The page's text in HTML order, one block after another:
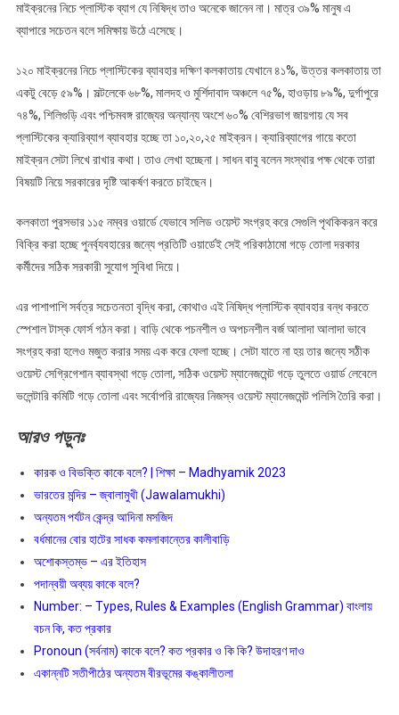
মাইক্রনের নিচে প্লাস্টিক ব্যাগ যে নিষিদ্ধ তাও অনেকে জানেন না। মাত্র ৩৯% মানুষ এ
ব্যাপারে সচেতন বলে সমিক্ষায় উঠে এসেছে।
১২০ মাইক্রনের নিচে প্লাস্টিকের ব্যাবহার দক্ষিণ কলকাতায় যেখানে ৪১%, উত্তর কলকাতায় তা
একটু বেড়ে ৫৯%। সল্টলেকে ৬৮%, মালদহ ও মুর্শিদাবাদ অঞ্চলে ৭৫%, হাওড়ায় ৮৯%, দুর্গাপুরে
৭৪%, শিলিগুড়ি এবং পশ্চিমবঙ্গ রাজ্যের অন্যান্য অংশে ৬০% বেশিরভাগ জায়গায় যে সব
প্লাস্টিকের ক্যারিব্যাগ ব্যাবহার হচ্ছে তা ১০,২০,২৫ মাইক্রন। ক্যারিব্যাগের গায়ে কতো
মাইক্রন সেটা লিখে রাখার কথা। তাও লেখা হচ্ছেনা। সাধন বাবু বলেন সংস্থার পক্ষ থেকে তারা
বিষয়টি নিয়ে সরকারের দৃষ্টি আকর্ষণ করতে চাইছেন।
কলকাতা পুরসভার ১১৫ নম্বর ওয়ার্ডে যেভাবে সলিড ওয়েস্ট সংগ্রহ করে সেগুলি পৃথকিকরন করে
বিক্রি করা হচ্ছে পুনর্ব্যবহারের জন্যে প্রতিটি ওয়ার্ডেই সেই পরিকাঠামো গড়ে তোলা দরকার
কর্মীদের সঠিক সরকারী সুযোগ সুবিধা দিয়ে।
এর পাশাপাশি সর্বত্র সচেতনতা বৃদ্ধি করা, কোথাও এই নিষিদ্ধ প্লাস্টিক ব্যাবহার বন্ধ করতে
স্পেশাল টাস্ক ফোর্স গঠন করা। বাড়ি থেকে পচনশীল ও অপচনশীল বর্জ আলাদা আলাদা ভাবে
সংগ্রহ করা হলেও মজুত করার সময় এক করে ফেলা হচ্ছে। সেটা যাতে না হয় তার জন্যে সঠীক
ওয়েস্ট সেগ্রিগেশান ব্যাবস্থা গড়ে তোলা, সঠিক ওয়েস্ট ম্যানেজমেন্ট গড়ে তুলতে ওয়ার্ড লেবেলে
ভলেন্টারি কমিটি গড়ে তোলা এবং সর্বোপরি রাজ্যের নিজস্ব ওয়েস্ট ম্যানেজমেন্ট পলিসি তৈরি করা।
আরও পড়ুনঃ
কারক ও বিভক্তি কাকে বলে? | শিক্ষা – Madhyamik 2023
ভারতের মন্দির – জ্বালামুখী (Jawalamukhi)
অন্যতম পর্যটন কেন্দ্র আদিনা মসজিদ
বর্ধমানের বোর হাটের সাধক কমলাকান্তের কালীবাড়ি
অশােকস্তম্ভ – এর ইতিহাস
পদান্বয়ী অব্যয় কাকে বলে?
Number: – Types, Rules & Examples (English Grammar) বাংলায়
বচন কি, কত প্রকার
Pronoun (সর্বনাম) কাকে বলে? কত প্রকার ও কি কি? উদাহরণ দাও
একান্নটি সতীপীঠের অন্যতম বীরভূমের কঙ্কালীতলা